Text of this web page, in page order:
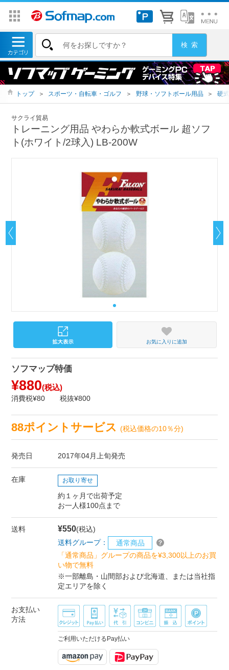
トップ ＞ スポーツ・自転車・ゴルフ ＞ 野球・ソフトボール用品 ＞ 硬
サクライ貿易
トレーニング用品 やわらか軟式ボール 超ソフ
ト(ホワイト/2球入) LB-200W
お気に入りに追加
ソフマップ特価
¥880(税込)
消費税¥80 税抜¥800
88ポイントサービス(税込価格の10％分)
発売日 2017年04月上旬発売
在庫 お取り寄せ
約１ヶ月で出荷予定
お一人様100点まで
送料 ¥550(税込)
送料グループ：
通常商品
「通常商品」グループの商品を¥3,300以上のお買
い物で無料
※一部離島・山間部および北海道、または当社指
定エリアを除く
お支払い
方法
ご利用いただけるPay払い